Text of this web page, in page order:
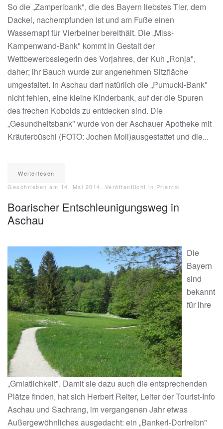
So die „Zamperlbank", die des Bayern liebstes Tier, dem
Dackel, nachempfunden ist und am Fuße einen
Wassernapf für Vierbeiner bereithält. Die „Miss-
Kampenwand-Bank" kommt in Gestalt der
Wettbewerbssiegerin des Vorjahres, der Kuh „Ronja",
daher; ihr Bauch wurde zur angenehmen Sitzfläche
umgestaltet. In Aschau darf natürlich die „Pumuckl-Bank"
nicht fehlen, eine kleine Kinderbank, auf der die Spuren
des frechen Kobolds zu entdecken sind. Die
„Gesundheitsbank" wurde von der Aschauer Apotheke mit
Kräuterbüschl (FOTO: Jochen Moll)ausgestattet und die...
Weiterlesen
Geschrieben am 14. Mai 2014 . Veröffentlicht in Priental
Boarischer Entschleunigungsweg in
Aschau
Die
Bayern
sind
bekannt
für ihre
„Gmiatlichkeit". Damit sie dazu auch die entsprechenden
Plätze finden, hat sich Herbert Reiter, Leiter der Tourist-Info
Aschau und Sachrang, im vergangenen Jahr etwas
Außergewöhnliches ausgedacht: ein „Bankerl-Dorfreibn"